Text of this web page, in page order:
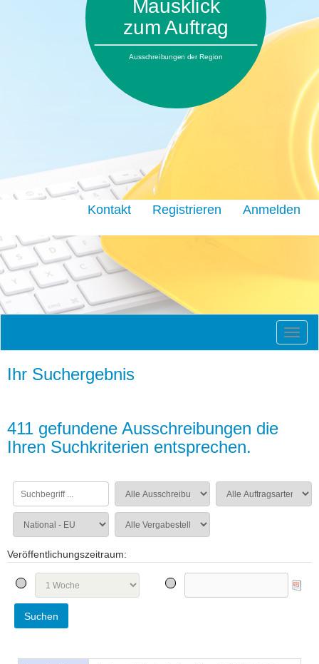
Mausklick
zum Auftrag
Ausschreibungen der Region
Kontakt Registrieren Anmelden
Ihr Suchergebnis
411 gefundene Ausschreibungen die
Ihren Suchkriterien entsprechen.
Veröffentlichungszeitraum: